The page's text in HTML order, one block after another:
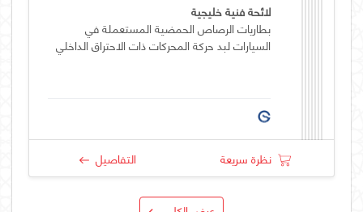
لائحة فنية خليجية
بطاريات الرصاص الحمضية المستعملة في
السيارات لبد حركة المحركات ذات الاحتراق الداخلي
نظرة سريعة التفاصيل